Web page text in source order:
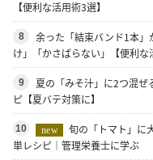
【便利な活用術3選】
8
余った「結束バンド1本
け」「かさばらない」【便利な
9
夏の「みそ汁」に2つ混ぜ
ピ【夏バテ対策に】
10 new
旬の「トマト」に
単レシピ｜管理栄養士に学ぶ